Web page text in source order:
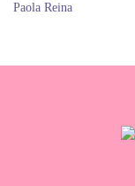
Paola Reina